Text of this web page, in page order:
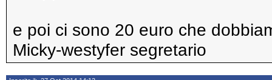
e poi ci sono 20 euro che
Micky-westyfer segretario